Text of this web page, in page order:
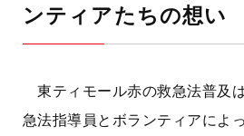
ンティアたちの想い
東ティモール赤の救急法普及
急法指導員とボランティアによ